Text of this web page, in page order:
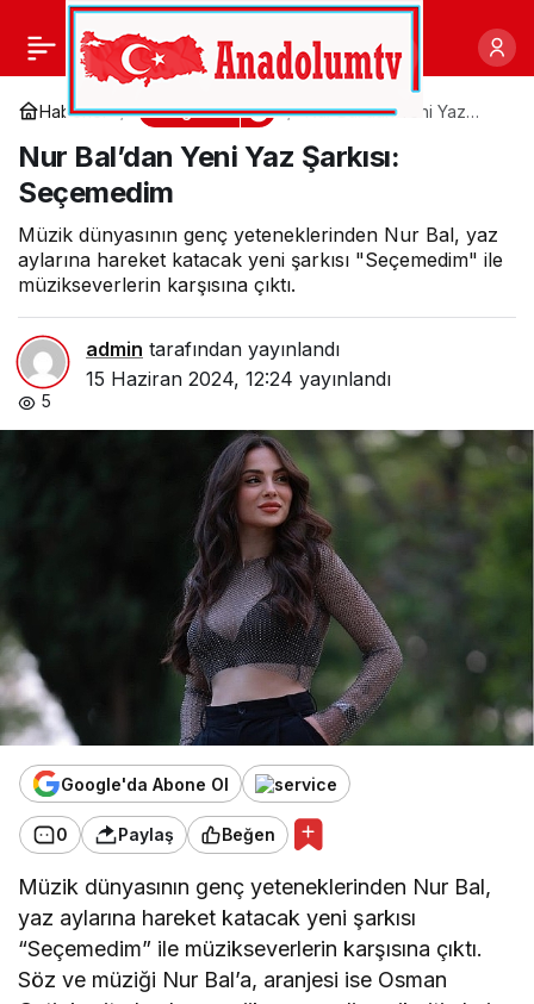
Haberler Magazin
Nur Bal’dan Yeni Yaz
Nur Bal’dan Yeni Yaz Şarkısı:
Seçemedim
Müzik dünyasının genç yeteneklerinden Nur Bal, yaz
aylarına hareket katacak yeni şarkısı "Seçemedim" ile
müzikseverlerin karşısına çıktı.
admin tarafından yayınlandı
15 Haziran 2024, 12:24 yayınlandı
5
Google'da Abone Ol
0 Paylaş Beğen
Müzik dünyasının genç yeteneklerinden Nur Bal,
yaz aylarına hareket katacak yeni şarkısı
“Seçemedim” ile müzikseverlerin karşısına çıktı.
Söz ve müziği Nur Bal’a, aranjesi ise Osman
DJ Mahmut Görgen’in
“Love” Adlı Deep House
Çalışması Büyük Başarı
Elde Etti; Yeni Şarkı
Yolda!
Paylaş